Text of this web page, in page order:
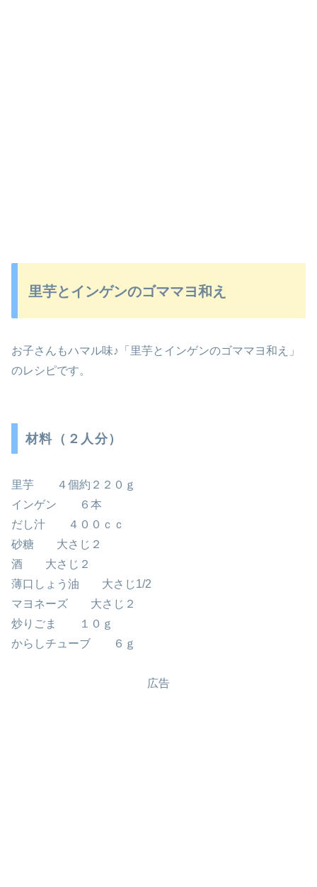
里芋とインゲンのゴママヨ和え
お子さんもハマル味♪「里芋とインゲンのゴママヨ和え」
のレシピです。
材料（２人分）
里芋 ４個約２２０ｇ
インゲン ６本
だし汁 ４００ｃｃ
砂糖 大さじ２
酒 大さじ２
薄口しょう油 大さじ1/2
マヨネーズ 大さじ２
炒りごま １０ｇ
からしチューブ ６ｇ
広告